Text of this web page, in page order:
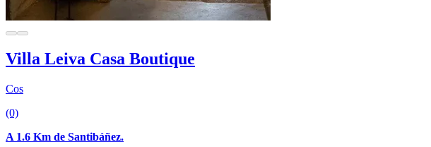
Villa Leiva Casa Boutique
Cos
(0)
A 1.6 Km de Santibáñez.